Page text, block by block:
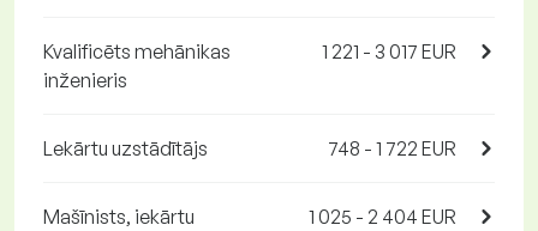
Kvalificēts mehānikas
inženieris
1 221 - 3 017 EUR
Lekārtu uzstādītājs 748 - 1 722 EUR
Mašīnists, iekārtu
1 025 - 2 404 EUR